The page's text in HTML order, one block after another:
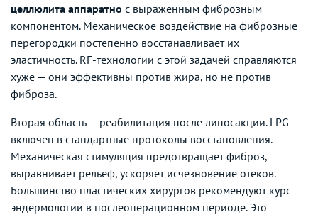
целлюлита аппаратно с выраженным фиброзным
компонентом. Механическое воздействие на фиброзные
перегородки постепенно восстанавливает их
эластичность. RF-технологии с этой задачей справляются
хуже — они эффективны против жира, но не против
фиброза.
Вторая область — реабилитация после липосакции. LPG
включён в стандартные протоколы восстановления.
Механическая стимуляция предотвращает фиброз,
выравнивает рельеф, ускоряет исчезновение отёков.
Большинство пластических хирургов рекомендуют курс
эндермологии в послеоперационном периоде. Это